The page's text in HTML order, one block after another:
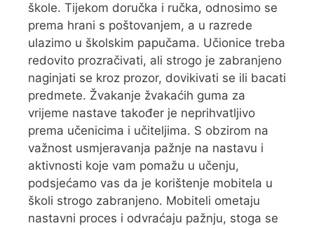
škole. Tijekom doručka i ručka, odnosimo se
prema hrani s poštovanjem, a u razrede
ulazimo u školskim papučama. Učionice treba
redovito prozračivati, ali strogo je zabranjeno
naginjati se kroz prozor, dovikivati se ili bacati
predmete. Žvakanje žvakaćih guma za
vrijeme nastave također je neprihvatljivo
prema učenicima i učiteljima. S obzirom na
važnost usmjeravanja pažnje na nastavu i
aktivnosti koje vam pomažu u učenju,
podsjećamo vas da je korištenje mobitela u
školi strogo zabranjeno. Mobiteli ometaju
nastavni proces i odvraćaju pažnju, stoga se